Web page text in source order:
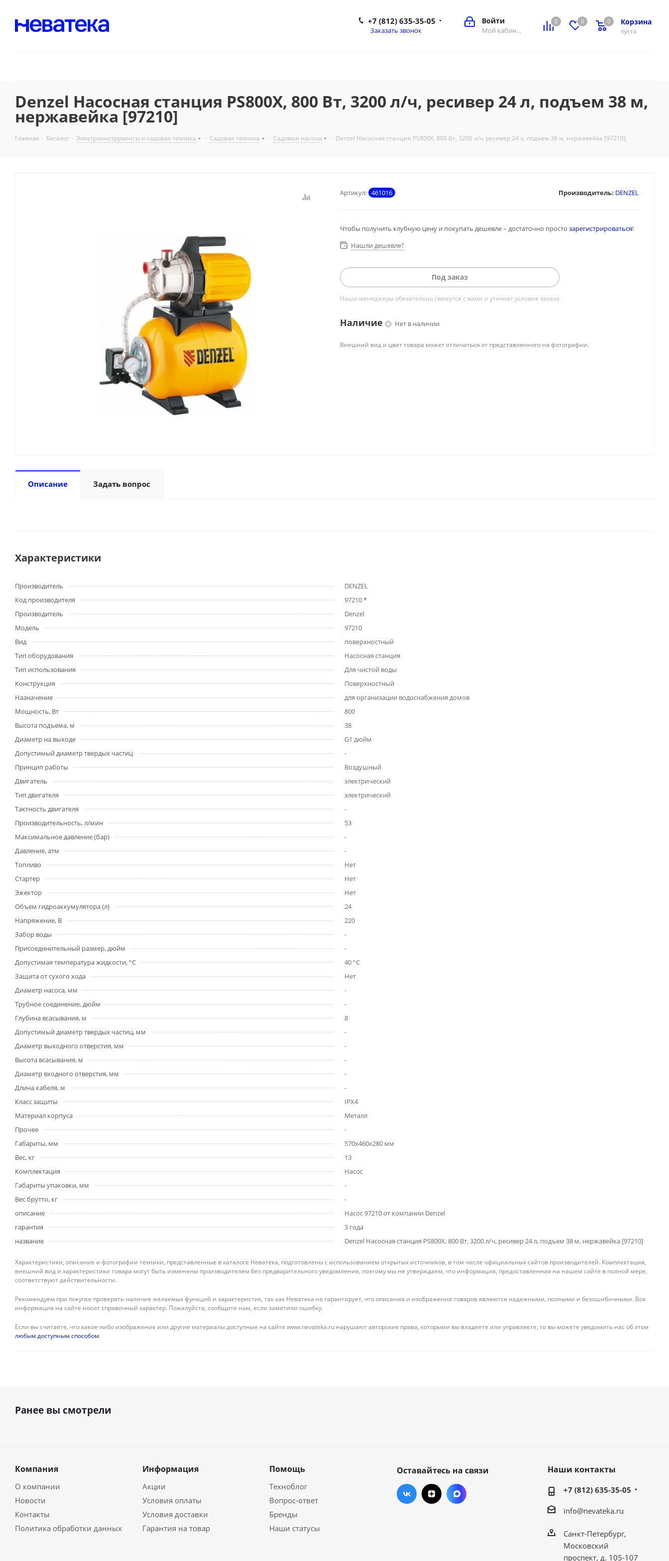
0 0 Корзина
0
пуста
0
Войти
Мой кабинет
+7 (812) 635-35-05
Заказать звонок
Denzel Насосная станция PS800X, 800 Вт, 3200 л/ч, ресивер 24 л, подъем 38 м,
нержавейка [97210]
Главная - Каталог - Электроинструменты и садовая техника - Садовая техника - Садовые насосы - Denzel Насосная станция PS800X, 800 Вт, 3200 л/ч, ресивер 24 л, подъем 38 м, нержавейка [97210]
Артикул: 461016 Производитель: DENZEL
Чтобы получить клубную цену и покупать дешевле – достаточно просто зарегистрироваться!
Нашли дешевле?
Под заказ
Наши менеджеры обязательно свяжутся с вами и уточнят условия заказа
Наличие Нет в наличии
Внешний вид и цвет товара может отличаться от представленного на фотографии.
Описание Задать вопрос
Характеристики
Производитель
DENZEL
Код производителя
97210 *
Производитель
Denzel
Модель
97210
Вид
поверхностный
Тип оборудования
Насосная станция
Тип использования
Для чистой воды
Конструкция
Поверхностный
Назначение
для организации водоснабжения домов
Мощность, Вт
800
Высота подъема, м
38
Диаметр на выходе
G1 дюйм
Допустимый диаметр твердых частиц
-
Принцип работы
Воздушный
Двигатель
электрический
Тип двигателя
электрический
Тактность двигателя
-
Производительность, л/мин
53
Максимальное давление (бар)
-
Давление, атм
-
Топливо
Нет
Стартер
Нет
Эжектор
Нет
Объем гидроаккумулятора (л)
24
Напряжение, В
220
Забор воды
-
Присоединительный размер, дюйм
-
Допустимая температура жидкости, °С
40 °С
Защита от сухого хода
Нет
Диаметр насоса, мм
-
Трубное соединение, дюйм
-
Глубина всасывания, м
8
Допустимый диаметр твердых частиц, мм
-
Диаметр выходного отверстия, мм
-
Высота всасывания, м
-
Диаметр входного отверстия, мм
-
Длина кабеля, м
-
Класс защиты
IPX4
Материал корпуса
Металл
Прочее
-
Габариты, мм
570х460х280 мм
Вес, кг
13
Комплектация
Насос
Габариты упаковки, мм
-
Вес брутто, кг
-
описание
Насос 97210 от компании Denzel
гарантия
3 года
название
Denzel Насосная станция PS800X, 800 Вт, 3200 л/ч, ресивер 24 л, подъем 38 м, нержавейка [97210]
Характеристики, описание и фотографии техники, представленные в каталоге Неватека, подготовлены с использованием открытых источников, в том числе официальных сайтов производителей. Комплектация,
внешний вид и характеристики товара могут быть изменены производителем без предварительного уведомления, поэтому мы не утверждаем, что информация, предоставленная на нашем сайте в полной мере,
соответствуют действительности.
Рекомендуем при покупке проверять наличие желаемых функций и характеристик, так как Неватека не гарантирует, что описания и изображения товаров являются надежными, полными и безошибочными. Вся
информация на сайте носит справочный характер. Пожалуйста, сообщите нам, если заметили ошибку.
Если вы считаете, что какое-либо изображение или другие материалы доступные на сайте www.nevateka.ru нарушают авторские права, которыми вы владеете или управляете, то вы можете уведомить нас об этом
любым доступным способом.
Ранее вы смотрели
Компания
О компании
Новости
Контакты
Политика обработки данных
Информация
Акции
Условия оплаты
Условия доставки
Гарантия на товар
Помощь
Техноблог
Вопрос-ответ
Бренды
Наши статусы
Оставайтесь на связи Наши контакты
+7 (812) 635-35-05
info@nevateka.ru
Санкт-Петербург,
Московский
проспект, д. 105-107